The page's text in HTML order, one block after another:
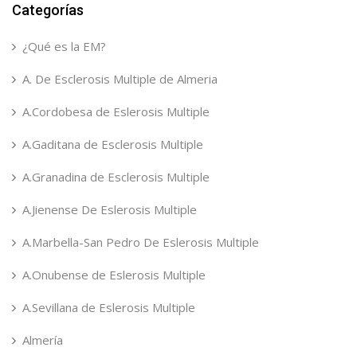
Categorías
¿Qué es la EM?
A. De Esclerosis Multiple de Almeria
A.Cordobesa de Eslerosis Multiple
A.Gaditana de Esclerosis Multiple
A.Granadina de Esclerosis Multiple
A.Jienense De Eslerosis Multiple
A.Marbella-San Pedro De Eslerosis Multiple
A.Onubense de Eslerosis Multiple
A.Sevillana de Eslerosis Multiple
Almería